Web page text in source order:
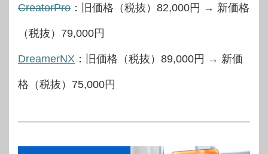
CreatorPro ：旧価格（税抜）82,000円 → 新価格
（税抜）79,000円
DreamerNX ：旧価格（税抜）89,000円 → 新価
格（税抜）75,000円